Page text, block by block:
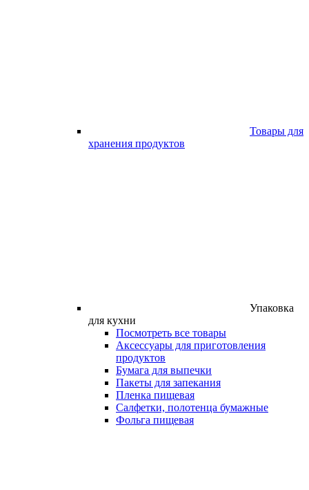
Товары для
хранения продуктов
Упаковка
для кухни
Посмотреть все товары
Аксессуары для приготовления
продуктов
Бумага для выпечки
Пакеты для запекания
Пленка пищевая
Салфетки, полотенца бумажные
Фольга пищевая